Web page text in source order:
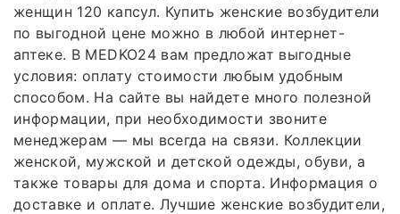
женщин 120 капсул. Купить женские возбудители
по выгодной цене можно в любой интернет-
аптеке. В MEDKO24 вам предложат выгодные
условия: оплату стоимости любым удобным
способом. На сайте вы найдете много полезной
информации, при необходимости звоните
менеджерам — мы всегда на связи. Коллекции
женской, мужской и детской одежды, обуви, а
также товары для дома и спорта. Информация о
доставке и оплате. Лучшие женские возбудители,